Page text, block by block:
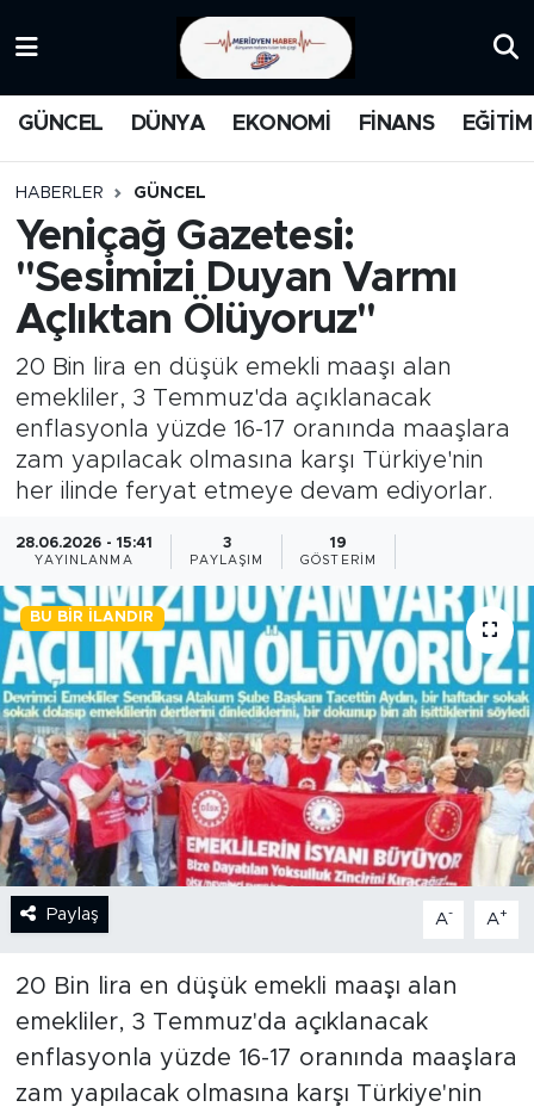
GÜNCEL DÜNYA EKONOMİ FİNANS EĞİTİM
HABERLER GÜNCEL
Yeniçağ Gazetesi:
''Sesimizi Duyan Varmı
Açlıktan Ölüyoruz''
20 Bin lira en düşük emekli maaşı alan
emekliler, 3 Temmuz'da açıklanacak
enflasyonla yüzde 16-17 oranında maaşlara
zam yapılacak olmasına karşı Türkiye'nin
her ilinde feryat etmeye devam ediyorlar.
28.06.2026 - 15:41
YAYINLANMA
3
PAYLAŞIM
19
GÖSTERIM
BU BIR İLANDIR
Paylaş A- A+
20 Bin lira en düşük emekli maaşı alan
emekliler, 3 Temmuz'da açıklanacak
enflasyonla yüzde 16-17 oranında maaşlara
zam yapılacak olmasına karşı Türkiye'nin
MEDYA
FİNANS
DÜNYA
GÜNCEL
RÖPÖRTAJ
ANALİZ
NOSTALJİ
KULİS
YAZARLAR
EKONOMİ
Trafik Durumu
Süper Lig Puan Durumu ve Fikstür
Tüm Manşetler
Son Dakika Haberleri